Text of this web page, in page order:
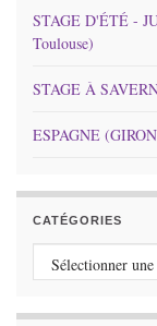
STAGE D'ÉTÉ -
Toulouse)
STAGE À
ESPAGNE
CATÉGORIES
Catégories